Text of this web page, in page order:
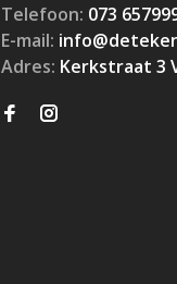
Telefoon: 073
E-mail:
Adres: Kerkstraat 3